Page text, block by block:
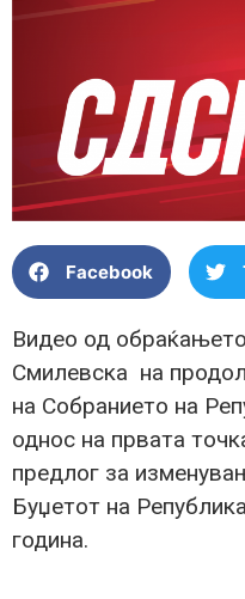
Facebook
Видео од
Смилевска на
на Собранието на
однос на првата
предлог за
Буџетот на
година.